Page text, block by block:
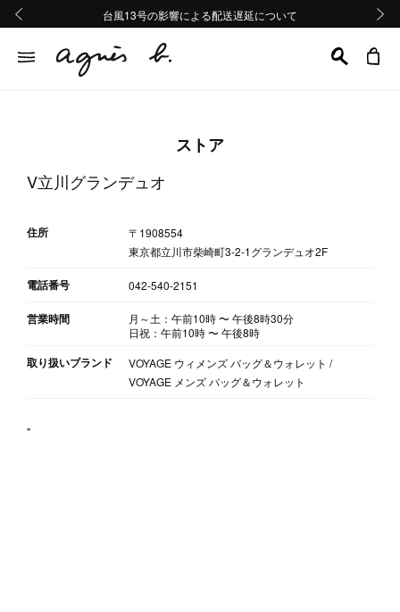
熊本地域地震の影響による配送遅延について
Summer Sale 2buy10%OFF!!
台風13号の影響による配送遅延について
熊本地域地震の影響による配送遅延について
Summer Sale 2buy10%OFF!!
ストア
V立川グランデュオ
住所
〒1908554
東京都立川市柴崎町3-2-1グランデュオ2F
電話番号 042-540-2151
営業時間 月～土：午前10時〜午後8時30分
日祝：午前10時〜午後8時
取り扱いブランド
VOYAGE ウィメンズ バッグ＆ウォレット /
VOYAGE メンズ バッグ＆ウォレット
"